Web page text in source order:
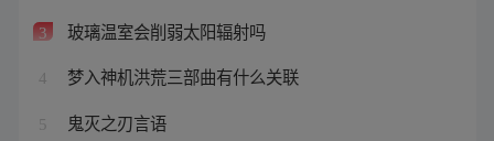
3 玻璃温室会削弱太阳辐射吗
4 梦入神机洪荒三部曲有什么关联
5 鬼灭之刃言语